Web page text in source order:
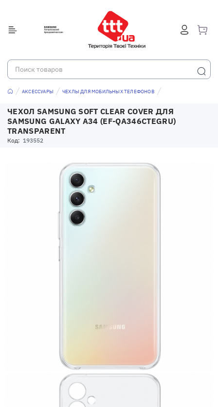
АКСЕССУАРЫ ЧЕХЛЫ ДЛЯ МОБИЛЬНЫХ ТЕЛЕФОНОВ
ЧЕХОЛ SAMSUNG SOFT CLEAR COVER ДЛЯ
SAMSUNG GALAXY A34 (EF-QA346CTEGRU)
TRANSPARENT
Код: 193552